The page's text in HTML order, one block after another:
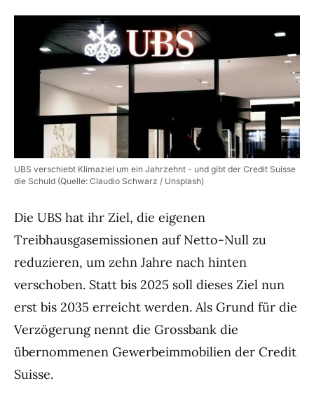
UBS verschiebt Klimaziel um ein Jahrzehnt - und gibt der Credit Suisse
die Schuld (Quelle: Claudio Schwarz / Unsplash)
Die UBS hat ihr Ziel, die eigenen
Treibhausgasemissionen auf Netto-Null zu
reduzieren, um zehn Jahre nach hinten
verschoben. Statt bis 2025 soll dieses Ziel nun
erst bis 2035 erreicht werden. Als Grund für die
Verzögerung nennt die Grossbank die
übernommenen Gewerbeimmobilien der Credit
Suisse.